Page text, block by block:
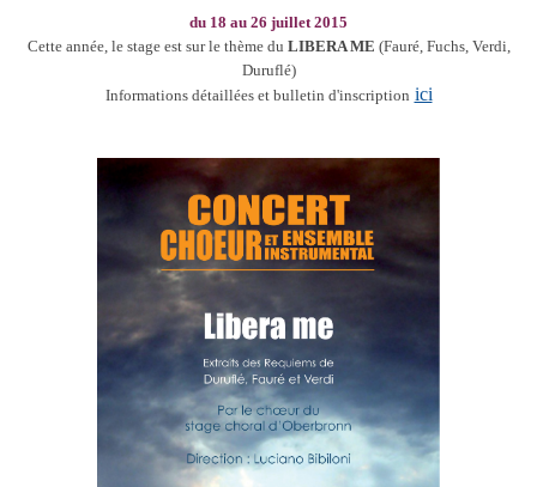
du 18 au 26 juillet 2015
Cette année, le stage est sur le thème du LIBERA ME (Fauré, Fuchs, Verdi,
Duruflé)
Informations détaillées et bulletin d'inscription ici